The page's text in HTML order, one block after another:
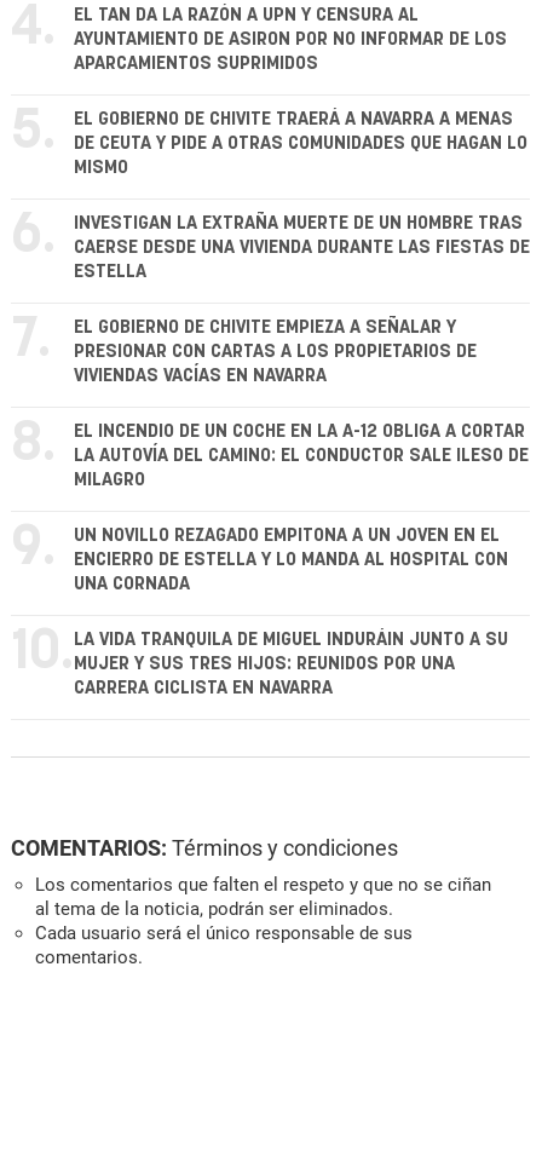
4.
EL TAN DA LA RAZÓN A UPN Y CENSURA AL
AYUNTAMIENTO DE ASIRON POR NO INFORMAR DE LOS
APARCAMIENTOS SUPRIMIDOS
5.
EL GOBIERNO DE CHIVITE TRAERÁ A NAVARRA A MENAS
DE CEUTA Y PIDE A OTRAS COMUNIDADES QUE HAGAN LO
MISMO
6.
INVESTIGAN LA EXTRAÑA MUERTE DE UN HOMBRE TRAS
CAERSE DESDE UNA VIVIENDA DURANTE LAS FIESTAS DE
ESTELLA
7.
EL GOBIERNO DE CHIVITE EMPIEZA A SEÑALAR Y
PRESIONAR CON CARTAS A LOS PROPIETARIOS DE
VIVIENDAS VACÍAS EN NAVARRA
8.
EL INCENDIO DE UN COCHE EN LA A-12 OBLIGA A CORTAR
LA AUTOVÍA DEL CAMINO: EL CONDUCTOR SALE ILESO DE
MILAGRO
9.
UN NOVILLO REZAGADO EMPITONA A UN JOVEN EN EL
ENCIERRO DE ESTELLA Y LO MANDA AL HOSPITAL CON
UNA CORNADA
10. LA VIDA TRANQUILA DE MIGUEL INDURÁIN JUNTO A SU
MUJER Y SUS TRES HIJOS: REUNIDOS POR UNA
CARRERA CICLISTA EN NAVARRA
COMENTARIOS: Términos y condiciones
Los comentarios que falten el respeto y que no se ciñan
al tema de la noticia, podrán ser eliminados.
Cada usuario será el único responsable de sus
comentarios.